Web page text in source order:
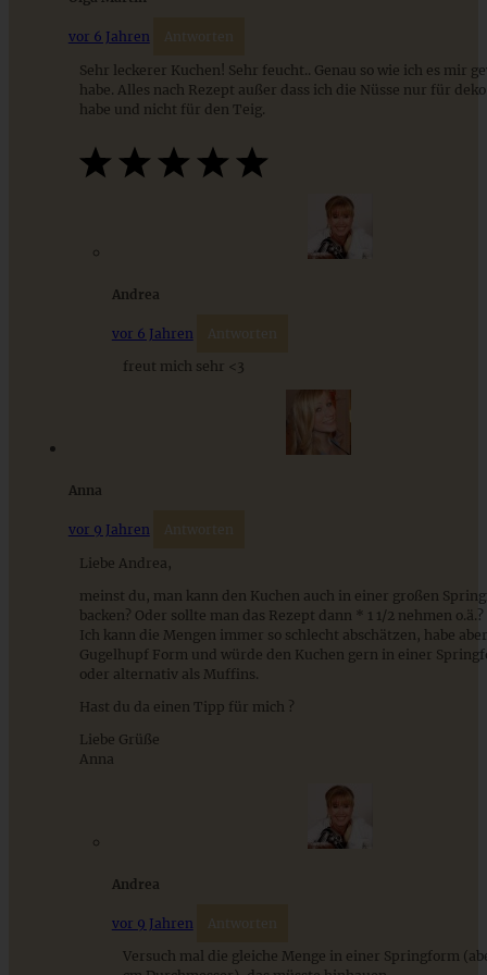
Orangen-Mohnkuchen mit Grand-Marnier
Klassischer Christstollen – Stollen – unser altes
Familienrezept
9 saisonale Rezepte im August – die besten Ideen mit Obst
vor 6 Jahren Antworten
Sehr leckerer Kuchen! Sehr feucht.. Genau so wie ich es mir
habe. Alles nach Rezept außer dass ich die Nüsse nur für
habe und nicht für den Teig.
Andrea
vor 6 Jahren Antworten
freut mich sehr <3
Anna
vor 9 Jahren Antworten
Liebe Andrea,
meinst du, man kann den Kuchen auch in einer großen
backen? Oder sollte man das Rezept dann * 1 1/2 nehmen o.ä.?
Ich kann die Mengen immer so schlecht abschätzen, habe
Gugelhupf Form und würde den Kuchen gern in einer
oder alternativ als Muffins.
Hast du da einen Tipp für mich ?
Liebe Grüße
Anna
Andrea
vor 9 Jahren Antworten
Versuch mal die gleiche Menge in einer Springform